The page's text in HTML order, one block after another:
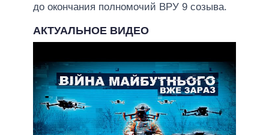
до окончания полномочий ВРУ 9 созыва.
АКТУАЛЬНОЕ ВИДЕО